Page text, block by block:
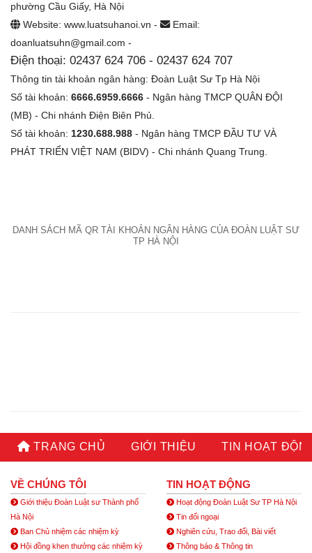
phường Cầu Giấy, Hà Nội
Website: www.luatsuhanoi.vn -
Email:
doanluatsuhn@gmail.com -
Điện thoại: 02437 624 706 - 02437 624 707
Thông tin tài khoản ngân hàng: Đoàn Luật Sư Tp Hà Nội
Số tài khoản: 6666.6959.6666 - Ngân hàng TMCP QUÂN ĐỘI
(MB) - Chi nhánh Điện Biên Phủ.
Số tài khoản: 1230.688.988 - Ngân hàng TMCP ĐẦU TƯ VÀ
PHÁT TRIỂN VIỆT NAM (BIDV) - Chi nhánh Quang Trung.
DANH SÁCH MÃ QR TÀI KHOẢN NGÂN HÀNG CỦA ĐOÀN LUẬT SƯ
TP HÀ NỘI
TRANG CHỦ GIỚI THIỆU TIN HOẠT
VỀ CHÚNG TÔI
Giới thiệu Đoàn Luật sư Thành phố
Hà Nội
Ban Chủ nhiệm các nhiệm kỳ
Hội đồng khen thưởng các nhiệm kỳ
TIN HOẠT ĐỘNG
Hoạt động Đoàn Luật Sư TP Hà Nội
Tin đối ngoại
Nghiên cứu, Trao đổi, Bài viết
Thông báo & Thông tin